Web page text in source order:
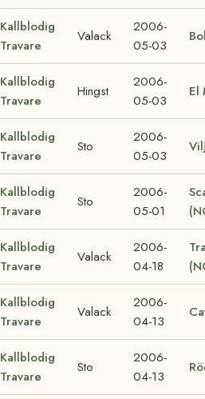
Kallblodig
Travare
Valack
2006-
05-03
Kallblodig
Travare
Hingst
2006-
05-03
El
Kallblodig
Travare
Sto
2006-
05-03
Kallblodig
Travare
Sto
2006-
05-01
Kallblodig
Travare
Valack
2006-
04-18
Kallblodig
Travare
Valack
2006-
04-13
Kallblodig
Travare
Sto
2006-
04-13